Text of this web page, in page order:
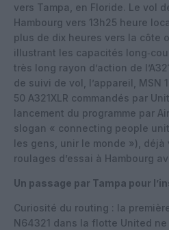
vers Tampa, en Floride. Le vol
Hambourg vers 13h25 heure
plus de dix heures vers la côte
illustrant les capacités
très long rayon d’action de
de suivi de vol, l’appareil, MSN
50 A321XLR commandés par
lancement du programme par
slogan « connecting people
les gens, unir le monde »),
roulages d’essai à Hambourg
Un passage par Tampa pour
Curiosité du routing : la
N64321 dans la flotte United